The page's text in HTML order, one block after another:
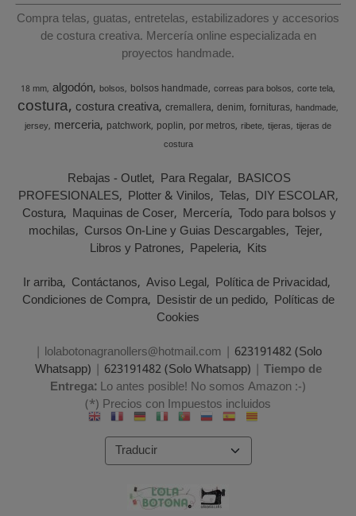
Compra telas, guatas, entretelas, estabilizadores y accesorios
de costura creativa. Mercería online especializada en
proyectos handmade.
18 mm algodón bolsos bolsos handmade correas para bolsos corte tela
costura costura creativa cremallera denim fornituras handmade
jersey merceria patchwork poplin por metros ribete tijeras tijeras de
costura
Rebajas - Outlet Para Regalar BASICOS
PROFESIONALES Plotter & Vinilos Telas DIY ESCOLAR
Costura Maquinas de Coser Mercería Todo para bolsos y
mochilas Cursos On-Line y Guias Descargables Tejer
Libros y Patrones Papeleria Kits
Ir arriba Contáctanos Aviso Legal Política de Privacidad
Condiciones de Compra Desistir de un pedido Políticas de
Cookies
| lolabotonagranollers@hotmail.com | 623191482 (Solo
Whatsapp) | 623191482 (Solo Whatsapp) | Tiempo de
Entrega:Lo antes posible! No somos Amazon :-)
(*) Precios con Impuestos incluidos